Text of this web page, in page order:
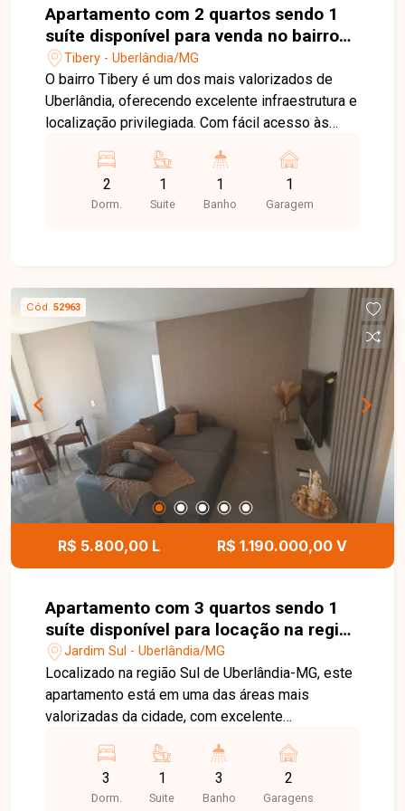
Apartamento com 2 quartos sendo 1
suíte disponível para venda no bairro
Tibery em Uberlândia-MG
Tibery - Uberlândia/MG
O bairro Tibery é um dos mais valorizados de
Uberlândia, oferecendo excelente infraestrutura e
localização privilegiada. Com fácil acesso às
Shopping, supermercados, escolas, farmácias,
academias, restaurantes e diversos serviços,
proporcionando praticidade e qualidade de vida.
planejada, área de serviço e 1 vaga de garagem.
Os ambientes são bem distribuídos,
proporcionando conforto e funcionalidade para o
dia a dia. O condomínio oferece salão de festas
com espaço gourmet e churrasqueira, espaço
office e 2 elevadores, garantindo mais
comodidade, praticidade e lazer aos moradores.
Entre em contato com a Delta Imóveis e agende
sua visita. Nossa equipe está pronta para
apresentar todos os detalhes deste imóvel e
ajudar você a encontrar a oportunidade ideal para
morar ou investir.
2
Dorm.
1
Suite
1
Banho
1
Garagem
Cód. 52963
R$ 5.800,00 L R$ 1.190.000,00 V
Apartamento com 3 quartos sendo 1
suíte disponível para locação na região
Sul de Uberlândia-MG
Jardim Sul - Uberlândia/MG
Localizado na região Sul de Uberlândia-MG, este
apartamento está em uma das áreas mais
valorizadas da cidade, com excelente
e proximidade com supermercados, escolas,
farmácias, restaurantes, academias e diversos
comércios e serviços, proporcionando conforto,
3
Dorm.
1
Suite
3
Banho
2
Garagens